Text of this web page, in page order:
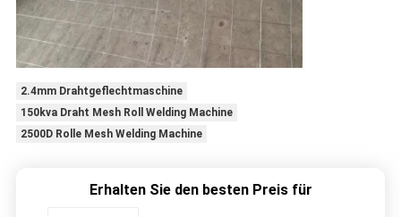
2.4mm Drahtgeflechtmaschine
150kva Draht Mesh Roll Welding Machine
2500D Rolle Mesh Welding Machine
Erhalten Sie den besten Preis für